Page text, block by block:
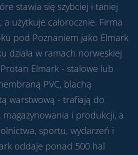
stawia się szybciej i taniej
użytkuje całorocznie. Firma
pod Poznaniem jako Elmark
działa w ramach norweskiej
Elmark - stalowe lub
PVC, blachą
warstwową - trafiają do
magazynowania i produkcji, a
sportu, wydarzeń i
oddaje ponad 500 hal